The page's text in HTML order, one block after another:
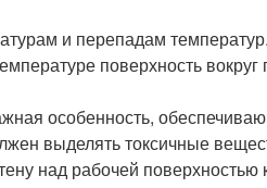
и перепадам
поверхность
особенность,
выделять токсичные
над рабочей